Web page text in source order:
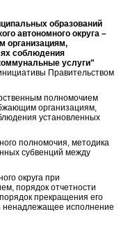
образований
автономного округа –
организациям,
соблюдения
услуги"
Правительством
полномочием
организациям,
установленных
полномочия, методика
субвенций между
округа при
порядок отчетности
прекращения его
ненадлежащее исполнение